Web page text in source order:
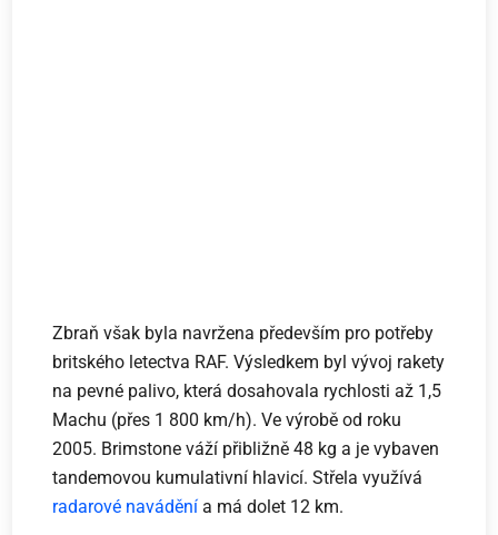
Zbraň však byla navržena především pro potřeby
britského letectva RAF. Výsledkem byl vývoj rakety
na pevné palivo, která dosahovala rychlosti až 1,5
Machu (přes 1 800 km/h). Ve výrobě od roku
2005. Brimstone váží přibližně 48 kg a je vybaven
tandemovou kumulativní hlavicí. Střela využívá
radarové navádění a má dolet 12 km.